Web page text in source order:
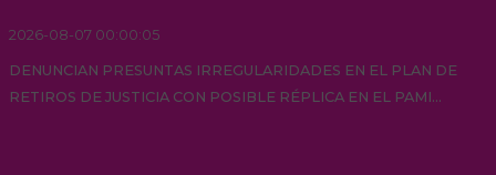
2026-08-07 00:00:05
DENUNCIAN PRESUNTAS IRREGULARIDADES EN EL PLAN DE
RETIROS DE JUSTICIA CON POSIBLE RÉPLICA EN EL PAMI...